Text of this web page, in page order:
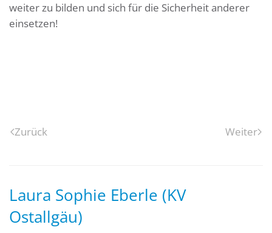
weiter zu bilden und sich für die Sicherheit anderer
einsetzen!
Zurück Weiter
Laura Sophie Eberle (KV
Ostallgäu)